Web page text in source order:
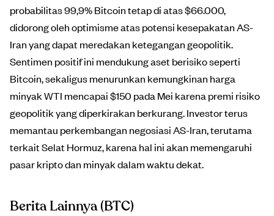
probabilitas 99,9% Bitcoin tetap di atas $66.000,
didorong oleh optimisme atas potensi kesepakatan AS-
Iran yang dapat meredakan ketegangan geopolitik.
Sentimen positif ini mendukung aset berisiko seperti
Bitcoin, sekaligus menurunkan kemungkinan harga
minyak WTI mencapai $150 pada Mei karena premi risiko
geopolitik yang diperkirakan berkurang. Investor terus
memantau perkembangan negosiasi AS-Iran, terutama
terkait Selat Hormuz, karena hal ini akan memengaruhi
pasar kripto dan minyak dalam waktu dekat.
Berita Lainnya(BTC)